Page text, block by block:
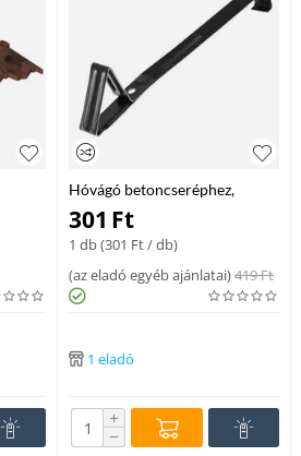
Hóvágó betoncseréphez,
antracit
301 Ft
1 db (301 Ft/ db)
(az eladó egyéb ajánlatai)419Ft
1 eladó
+
−